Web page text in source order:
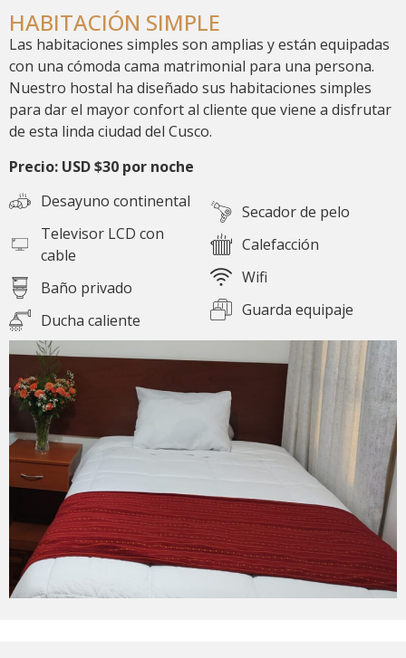
HABITACIÓN SIMPLE
Las habitaciones simples son amplias y están equipadas
con una cómoda cama matrimonial para una persona.
Nuestro hostal ha diseñado sus habitaciones simples
para dar el mayor confort al cliente que viene a disfrutar
de esta linda ciudad del Cusco.
Precio: USD $30 por noche
Desayuno continental
Televisor LCD con
cable
Baño privado
Ducha caliente
Secador de pelo
Calefacción
Wifi
Guarda equipaje